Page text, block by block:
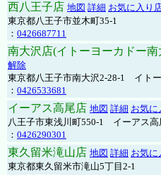
西八王子店 地図 詳細 お気に入り
東京都八王子市並木町35-1
： 0426687711
南大沢店(イトーヨーカドー南
解除
東京都八王子市南大沢2-28-1 イト
： 0426533681
イーアス高尾店 地図 詳細 お気に
八王子市東浅川町550-1 イーアス高
： 0426290301
東久留米滝山店 地図 詳細 お気に
東京都東久留米市滝山5丁目2-1